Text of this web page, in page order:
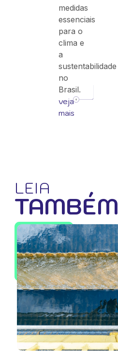
medidas
essenciais
para o
clima e
a
sustentabilidade
no
Brasil.
veja
mais
LEIA
TAMBÉM